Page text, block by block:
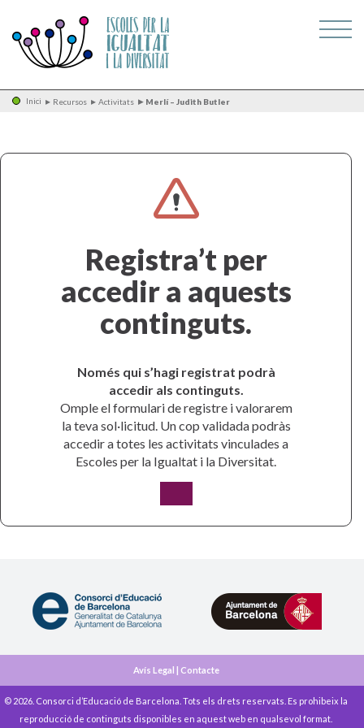
Inici Recursos Activitats Merlí – Judith Butler
Registra’t per
accedir a aquests
continguts.
Només qui s’hagi registrat podrà
accedir als continguts.
Omple el formulari de registre i valorarem
la teva sol·licitud. Un cop validada podràs
accedir a totes les activitats vinculades a
Escoles per la Igualtat i la Diversitat.
Avís Legal | Contacte
© 2026. Consorci d’Educació de Barcelona. Tots els drets reservats. Es prohibeix la
reproducció de continguts disponibles en aquest web en qualsevol format.